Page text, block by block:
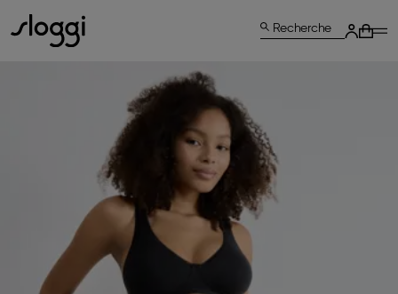
Recherche